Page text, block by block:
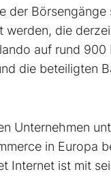
der
die
auf rund
die beteiligten
Unternehmen
in Europa
Internet ist mit